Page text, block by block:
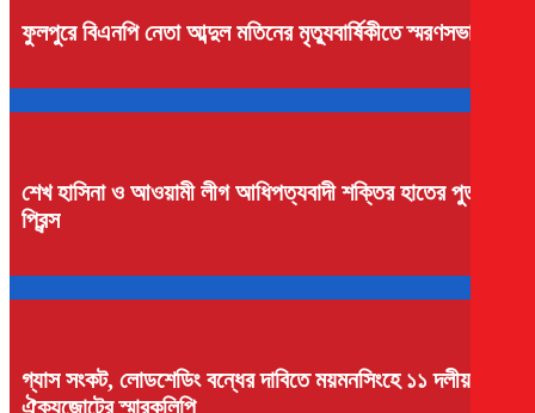
ফুলপুরে বিএনপি নেতা আব্দুল মতিনের মৃত্যুবার্ষিকীতে স্মরণসভা
শেখ হাসিনা ও আওয়ামী লীগ আধিপত্যবাদী শক্তির হাতের পুতুল:
প্রিন্স
গ্যাস সংকট, লোডশেডিং বন্ধের দাবিতে ময়মনসিংহে ১১ দলীয়
ঐক্যজোটের স্মারকলিপি